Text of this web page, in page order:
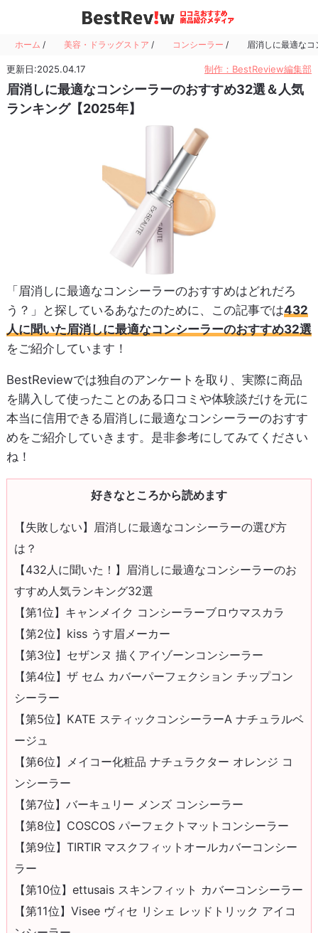
ホーム / 美容・ドラッグストア / コンシーラー / 眉消しに最適な
更新日:2025.04.17 制作：BestReview編集部
眉消しに最適なコンシーラーのおすすめ32選＆人気
ランキング【2025年】
「眉消しに最適なコンシーラーのおすすめはどれだろ
う？」と探しているあなたのために、この記事では432
人に聞いた眉消しに最適なコンシーラーのおすすめ32選
をご紹介しています！
BestReviewでは独自のアンケートを取り、実際に商品
を購入して使ったことのある口コミや体験談だけを元に
本当に信用できる眉消しに最適なコンシーラーのおすす
めをご紹介していきます。是非参考にしてみてください
ね！
好きなところから読めます
【失敗しない】眉消しに最適なコンシーラーの選び方
は？
【432人に聞いた！】眉消しに最適なコンシーラーのお
すすめ人気ランキング32選
【第1位】キャンメイク コンシーラーブロウマスカラ
【第2位】kiss うす眉メーカー
【第3位】セザンヌ 描くアイゾーンコンシーラー
【第4位】ザ セム カバーパーフェクション チップコン
シーラー
【第5位】KATE スティックコンシーラーA ナチュラルベ
ージュ
【第6位】メイコー化粧品 ナチュラクター オレンジ コ
ンシーラー
【第7位】バーキュリー メンズ コンシーラー
【第8位】COSCOS パーフェクトマットコンシーラー
【第9位】TIRTIR マスクフィットオールカバーコンシー
ラー
【第10位】ettusais スキンフィット カバーコンシーラー
【第11位】Visee ヴィセ リシェ レッドトリック アイコ